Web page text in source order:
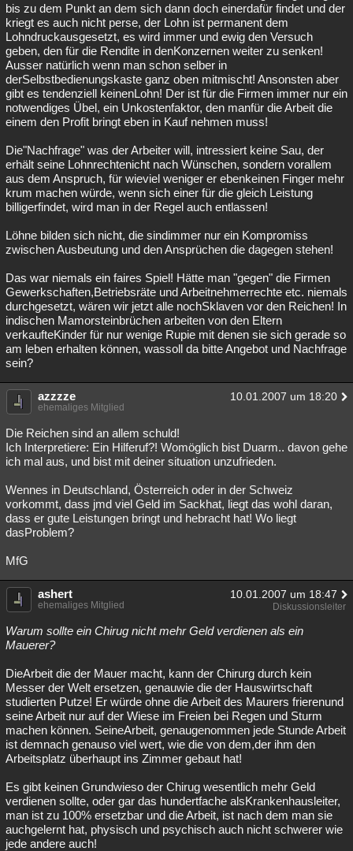
bis zu dem Punkt an dem sich dann doch einerdafür findet und der
kriegt es auch nicht perse, der Lohn ist permanent dem
Lohndruckausgesetzt, es wird immer und ewig den Versuch
geben, den für die Rendite in denKonzernen weiter zu senken!
Ausser natürlich wenn man schon selber in
derSelbstbedienungskaste ganz oben mitmischt! Ansonsten aber
gibt es tendenziell keinenLohn! Der ist für die Firmen immer nur ein
notwendiges Übel, ein Unkostenfaktor, den manfür die Arbeit die
einem den Profit bringt eben in Kauf nehmen muss!
Die"Nachfrage" was der Arbeiter will, intressiert keine Sau, der
erhält seine Lohnrechtenicht nach Wünschen, sondern vorallem
aus dem Anspruch, für wieviel weniger er ebenkeinen Finger mehr
krum machen würde, wenn sich einer für die gleich Leistung
billigerfindet, wird man in der Regel auch entlassen!
Löhne bilden sich nicht, die sindimmer nur ein Kompromiss
zwischen Ausbeutung und den Ansprüchen die dagegen stehen!
Das war niemals ein faires Spiel! Hätte man "gegen" die Firmen
Gewerkschaften,Betriebsräte und Arbeitnehmerrechte etc. niemals
durchgesetzt, wären wir jetzt alle nochSklaven vor den Reichen! In
indischen Mamorsteinbrüchen arbeiten von den Eltern
verkaufteKinder für nur wenige Rupie mit denen sie sich gerade so
am leben erhalten können, wassoll da bitte Angebot und Nachfrage
sein?
azzzze 10.01.2007 um 18:20
ehemaliges Mitglied
Die Reichen sind an allem schuld!
Ich Interpretiere: Ein Hilferuf?! Womöglich bist Duarm.. davon gehe
ich mal aus, und bist mit deiner situation unzufrieden.
Wennes in Deutschland, Österreich oder in der Schweiz
vorkommt, dass jmd viel Geld im Sackhat, liegt das wohl daran,
dass er gute Leistungen bringt und hebracht hat! Wo liegt
dasProblem?
MfG
ashert 10.01.2007 um 18:47
ehemaliges Mitglied Diskussionsleiter
Warum sollte ein Chirug nicht mehr Geld verdienen als ein
Mauerer?
DieArbeit die der Mauer macht, kann der Chirurg durch kein
Messer der Welt ersetzen, genauwie die der Hauswirtschaft
studierten Putze! Er würde ohne die Arbeit des Maurers frierenund
seine Arbeit nur auf der Wiese im Freien bei Regen und Sturm
machen können. SeineArbeit, genaugenommen jede Stunde Arbeit
ist demnach genauso viel wert, wie die von dem,der ihm den
Arbeitsplatz überhaupt ins Zimmer gebaut hat!
Es gibt keinen Grundwieso der Chirug wesentlich mehr Geld
verdienen sollte, oder gar das hundertfache alsKrankenhausleiter,
man ist zu 100% ersetzbar und die Arbeit, ist nach dem man sie
auchgelernt hat, physisch und psychisch auch nicht schwerer wie
jede andere auch!